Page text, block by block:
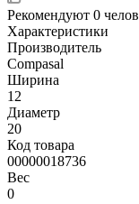
Рекомендуют 0
Характеристики
Производитель
Compasal
Ширина
12
Диаметр
20
Код товара
00000018736
Вес
0